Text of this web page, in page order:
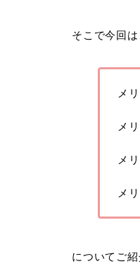
そこで今回は
メ
メ
メ
メ
についてご